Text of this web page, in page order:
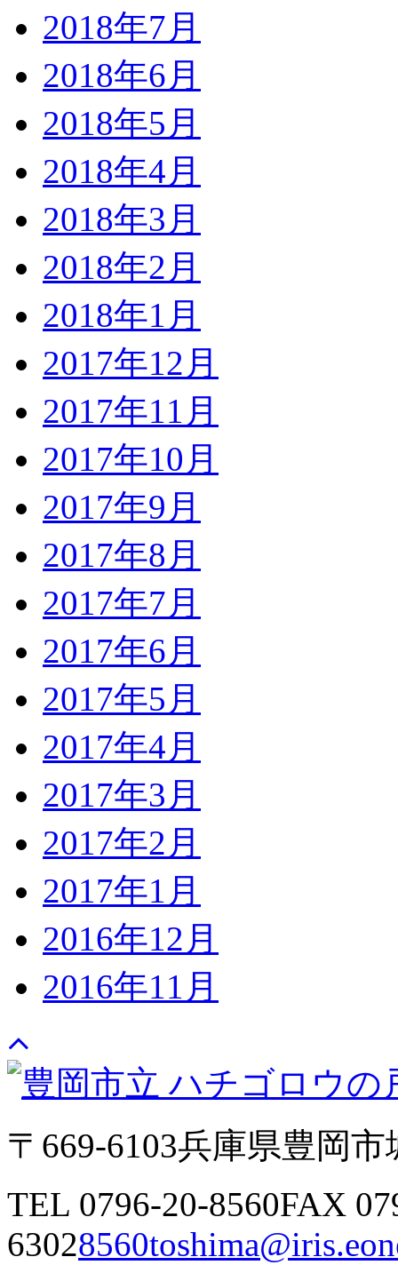
2018年7月
2018年6月
2018年5月
2018年4月
2018年3月
2018年2月
2018年1月
2017年12月
2017年11月
2017年10月
2017年9月
2017年8月
2017年7月
2017年6月
2017年5月
2017年4月
2017年3月
2017年2月
2017年1月
2016年12月
2016年11月
〒669-6103兵庫県豊岡市
TEL 0796-20-8560FAX
6302